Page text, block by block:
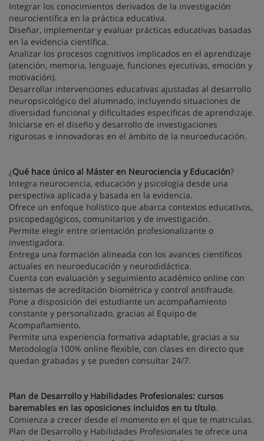
Integrar los conocimientos derivados de la investigación
neurocientífica en la práctica educativa.
Diseñar, implementar y evaluar prácticas educativas basadas
en la evidencia científica.
Analizar los procesos cognitivos implicados en el aprendizaje
(atención, memoria, lenguaje, funciones ejecutivas, emoción y
motivación).
Desarrollar intervenciones educativas ajustadas al desarrollo
neuropsicológico del alumnado, incluyendo situaciones de
diversidad funcional y dificultades específicas de aprendizaje.
Iniciarse en el diseño y desarrollo de investigaciones
rigurosas e innovadoras en el ámbito de la neuroeducación.
¿Qué hace único al Máster en Neurociencia y Educación?
Integra neurociencia, educación y psicología desde una
perspectiva aplicada y basada en la evidencia.
Ofrece un enfoque holístico que abarca contextos educativos,
psicopedagógicos, comunitarios y de investigación.
Permite elegir entre orientación profesionalizante o
investigadora.
Entrega una formación alineada con los avances científicos
actuales en neuroeducación y neurodidáctica.
Cuenta con evaluación y seguimiento académico online con
sistemas de acreditación biométrica y control antifraude.
Pone a disposición del estudiante un acompañamiento
constante y personalizado, gracias al Equipo de
Acompañamiento.
Permite una experiencia formativa adaptable, gracias a su
Metodología 100% online flexible, con clases en directo que
quedan grabadas y se pueden consultar 24/7.
Plan de Desarrollo y Habilidades Profesionales: cursos
baremables en las oposiciones incluidos en tu título.
Comienza a crecer desde el momento en el que te matriculas.
Plan de Desarrollo y Habilidades Profesionales te ofrece una